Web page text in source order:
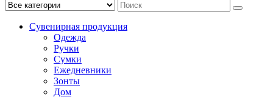
Сувенирная продукция
Одежда
Ручки
Сумки
Ежедневники
Зонты
Дом